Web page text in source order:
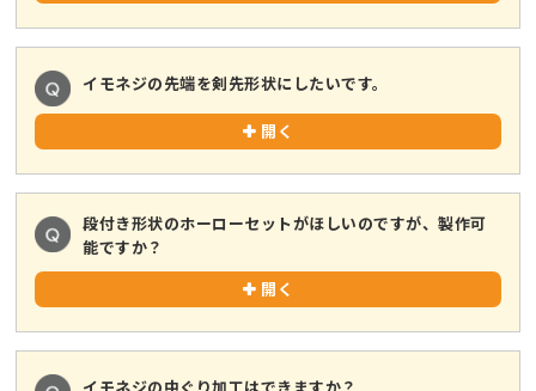
イモネジの先端を剣先形状にしたいです。
開く
段付き形状のホーローセットがほしいのですが、製作可
能ですか？
開く